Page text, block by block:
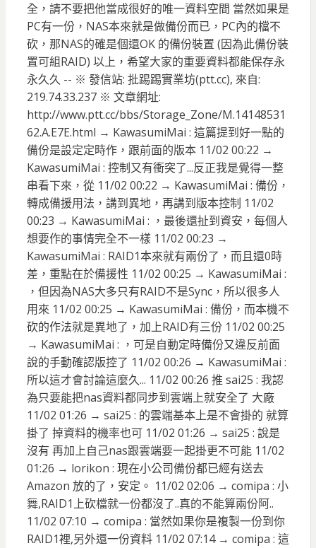
全，請不要把他當成很好的唯一資料空間 當然如果是
PC有一份，NAS本來就是做備份而已，PC內的檔不
砍，那NAS的確是個還OK 的備份裝置 (因為此備份裝
置可組RAID) 以上，希望大家的重要資料都能保存永
永久久 -- ※ 發信站: 批踢踢實業坊(ptt.cc), 來自:
219.74.33.237 ※ 文章網址:
http://www.ptt.cc/bbs/Storage_Zone/M.14148531
62.A.E7E.html → KawasumiMai : 這篇提到好一點的
備份是設定定時作，跟前面的版本 11/02 00:22 →
KawasumiMai : 控制又有衝突了...反正我是覺得一整
串看下來，從 11/02 00:22 → KawasumiMai : 備份，
轉成備援用法，講到異地，再講到版本控制 11/02
00:23 → KawasumiMai : ，最後還扯到資安，每個人
想要作的事情完全不一樣 11/02 00:23 →
KawasumiMai : RAID1本來就有兩份了，而且還0時
差，重點在於備援性 11/02 00:25 → KawasumiMai :
，但因為NAS大多只有RAID不是Sync，所以很多人
用來 11/02 00:25 → KawasumiMai : 備份，而本機不
砍的作法就是異地了，加上RAID有三份 11/02 00:25
→ KawasumiMai : ，可是自動定時備份又違反前面
說的手動確認版控了 11/02 00:26 → KawasumiMai :
所以這才會討論這麼久... 11/02 00:26 推 sai25 : 我認
為只要能把nas資料都同步到雲端上就安全了 大廠
11/02 01:26 → sai25 : 的雲端基本上是不會掛的 就算
掛了 掉資料的機率也可 11/02 01:26 → sai25 : 說是
沒有 再加上自己nas跟雲端要一起掛更不可能 11/02
01:26 → lorikon : 現在小公司備份都已經有送去
Amazon 放的了，安定。 11/02 02:06 → comipa : 小
舞,RAID1上砍檔就一份都沒了..真的不能算兩份阿..
11/02 07:10 → comipa : 當然如果你是複製一份到你
RAID1裡,另外還一份資料 11/02 07:14 → comipa : 這